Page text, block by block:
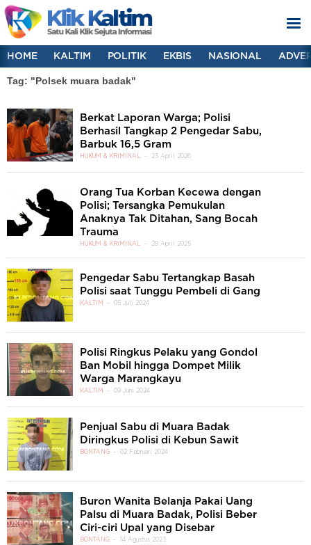
HOME KALTIM POLITIK EKBIS NASIONAL
Tag: "Polsek muara badak"
Berkat Laporan Warga; Polisi
Berhasil Tangkap 2 Pengedar Sabu,
Barbuk 16,5 Gram
HUKUM & KRIMINAL 23 April 2026
Orang Tua Korban Kecewa dengan
Polisi; Tersangka Pemukulan
Anaknya Tak Ditahan, Sang Bocah
Trauma
HUKUM & KRIMINAL 28 April 2025
Pengedar Sabu Tertangkap Basah
Polisi saat Tunggu Pembeli di Gang
KALTIM 05 Juli 2024
Polisi Ringkus Pelaku yang Gondol
Ban Mobil hingga Dompet Milik
Warga Marangkayu
KALTIM 09 Juni 2024
Penjual Sabu di Muara Badak
Diringkus Polisi di Kebun Sawit
BONTANG 02 Februari 2024
Buron Wanita Belanja Pakai Uang
Palsu di Muara Badak, Polisi Beber
Ciri-ciri Upal yang Disebar
BONTANG 14 Agustus 2023